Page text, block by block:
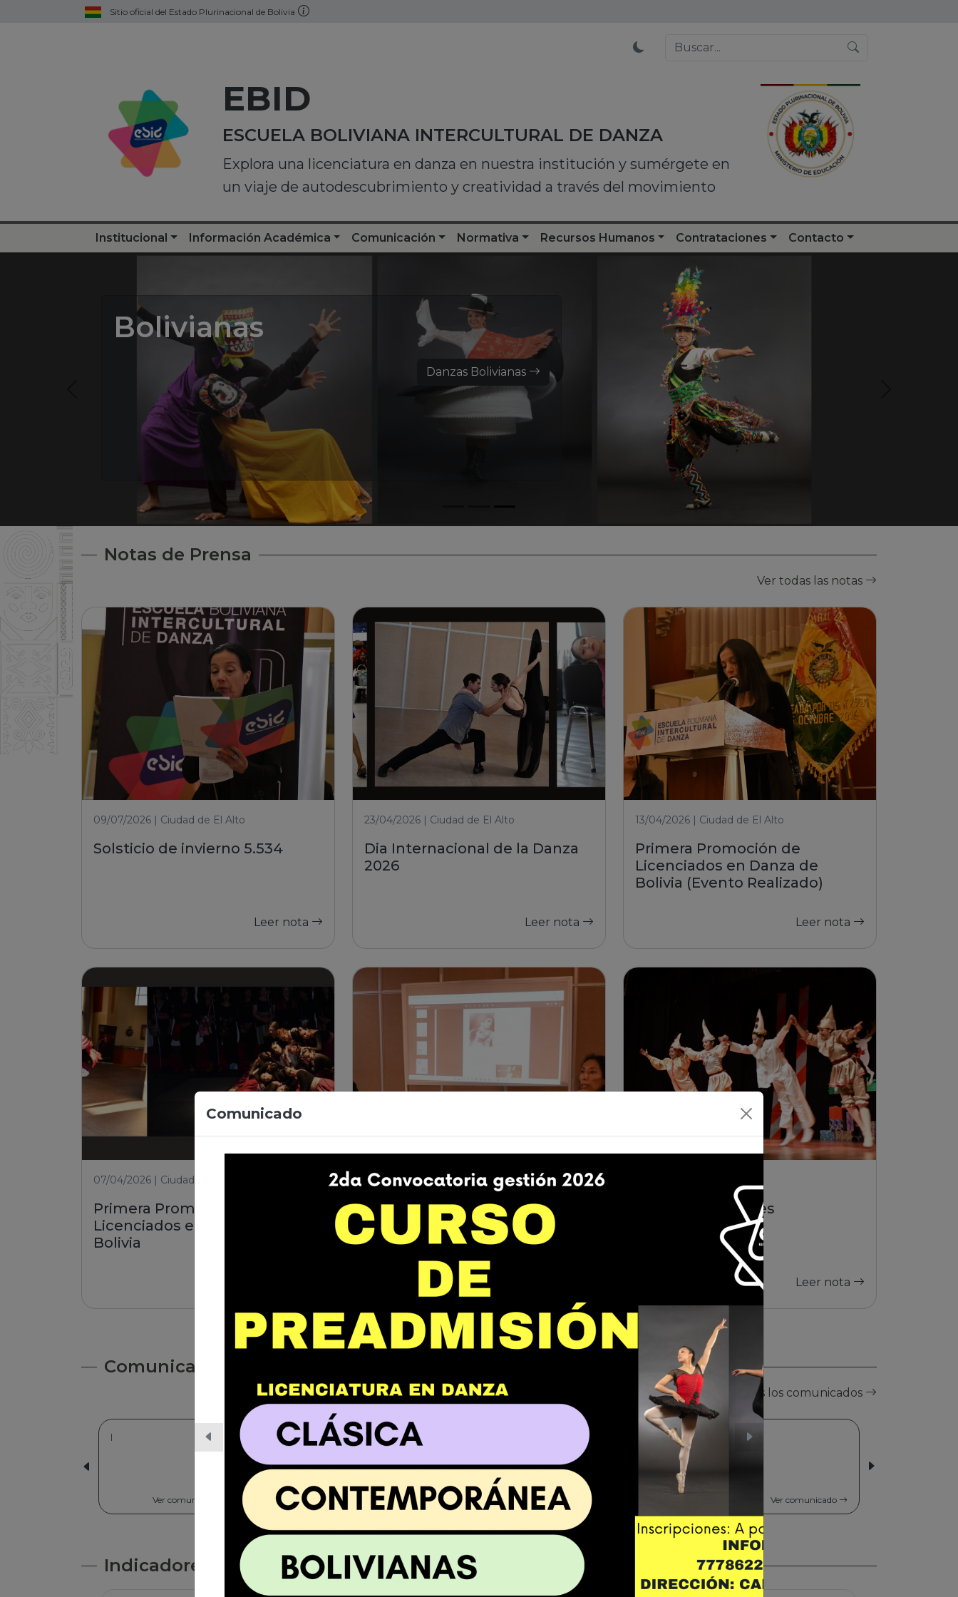
Sitio oficial del Estado Plurinacional de Bolivia
EBID
ESCUELA BOLIVIANA INTERCULTURAL DE DANZA
Explora una licenciatura en danza en nuestra institución y sumérgete en
un viaje de autodescubrimiento y creatividad a través del movimiento
Institucional Información Académica Comunicación Normativa Recursos Humanos Contrataciones Contacto
Bolivianas
Danzas Bolivianas
Notas de Prensa
Ver todas las notas
09/07/2026 | Ciudad de El Alto
Solsticio de invierno 5.534
Leer nota
23/04/2026 | Ciudad de El Alto
Dia Internacional de la Danza
2026
Leer nota
13/04/2026 | Ciudad de El Alto
Primera Promoción de
Licenciados en Danza de
Bolivia (Evento Realizado)
Leer nota
07/04/2026 | Ciudad de El Alto
Primera Promoción de
Licenciados en Danza de
Bolivia
06/03/2026 | Ciudad de El Alto
A los 41 años de la ciudad de El
Alto
Suite Cascanueces
Leer nota
Comunicados
Ver todos los comunicados
|
Ver comunicado
06/03/2026 | Ciudad de El Alto
Nayra Vanguardia
Cultural Vol 2
Ver comunicado
|
Ver comunicado
06/03/2026 | Ciudad de El Alto
Ver comunicado
Comunicado
Indicadores